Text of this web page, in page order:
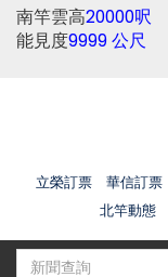
南竿雲高20000呎
能見度9999 公尺
立榮訂票 華信訂票
北竿動態